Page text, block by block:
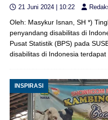
21 Juni 2024 | 10:22
Oleh: Masykur Isnan, SH *)
penyandang disabilitas di
Pusat Statistik (BPS) pada
disabilitas di Indonesia terdapat
INSPIRASI